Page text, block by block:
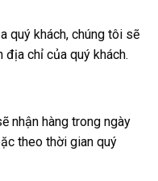
quý khách, chúng tôi sẽ
địa chỉ của quý khách.
nhận hàng trong ngày
theo thời gian quý